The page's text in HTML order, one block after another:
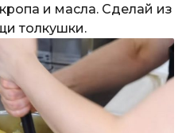
и масла. Сделай из
толкушки.